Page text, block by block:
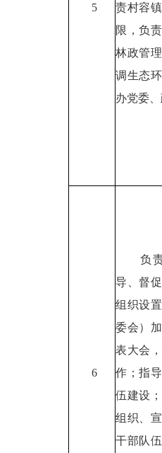
5
责村容
限，负
林政管
调生态
办党委
6
负责
导、督
组织设
委会）
表大会
作；指
伍建设
组织、
干部队